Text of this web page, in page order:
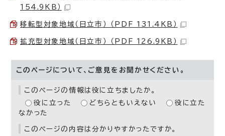
154.9KB）
移転型対象地域（日立市） （PDF 131.4KB）
拡充型対象地域（日立市） （PDF 126.9KB）
このページについて、ご意見をお聞かせください。
このページの情報は役に立ちましたか。
役に立った
どちらともいえない
役に立た
なかった
このページの内容は分かりやすかったですか。